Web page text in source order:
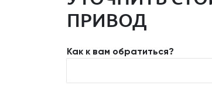
ПРИВОД
Как к вам обратиться?